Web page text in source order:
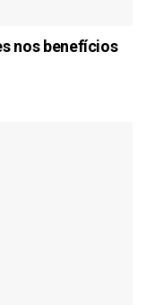
nos benefícios